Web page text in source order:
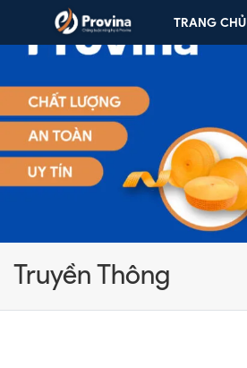
Skip to content
TRANG CHỦ
Truyền Thông